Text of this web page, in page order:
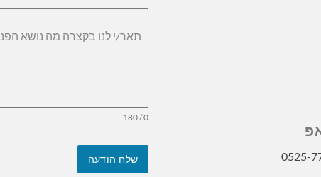
0525-
תאר/י לנו בקצרה מה נושא
0 / 180
שלח הודעה